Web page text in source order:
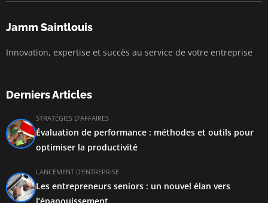
Jamm Saintlouis
Innovation, expertise et succès au service de votre entreprise
Derniers Articles
STRATÉGIES D'AFFAIRES
Évaluation de performance : méthodes et outils pour
optimiser la productivité
LANCEMENT D'ENTREPRISE
Les entrepreneurs seniors : un nouvel élan vers